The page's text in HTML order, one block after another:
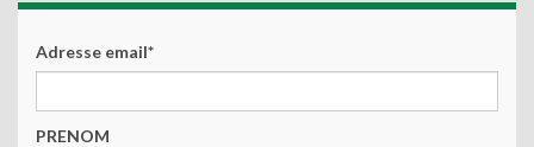
Adresse email*
PRENOM